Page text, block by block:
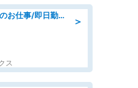
＞
経理/病院での経理事務のお仕事/即日勤務可/車通勤可/経理/一般事務
ス